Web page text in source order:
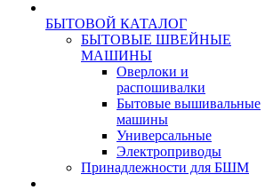
БЫТОВОЙ КАТАЛОГ
БЫТОВЫЕ ШВЕЙНЫЕ
МАШИНЫ
Оверлоки и
распошивалки
Бытовые вышивальные
машины
Универсальные
Электроприводы
Принадлежности для БШМ